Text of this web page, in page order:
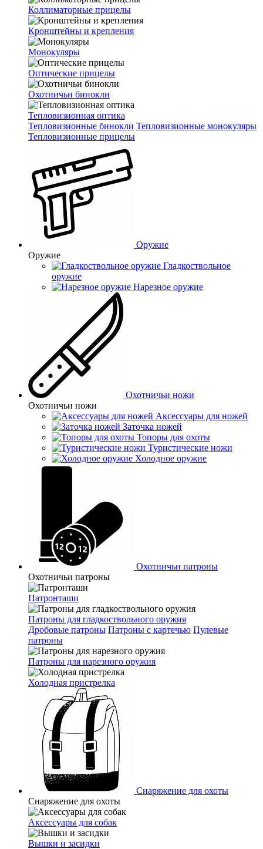
Коллиматорные прицелы
Кронштейны и крепления
Монокуляры
Оптические прицелы
Охотничьи бинокли
Тепловизионная оптика
Тепловизионные бинокли Тепловизионные монокуляры
Тепловизионные прицелы
Оружие
Оружие
Гладкоствольное
оружие
Нарезное оружие
Охотничьи ножи
Охотничьи ножи
Аксессуары для ножей
Заточка ножей
Топоры для охоты
Туристические ножи
Холодное оружие
Охотничьи патроны
Охотничьи патроны
Патронташи
Патроны для гладкоствольного оружия
Дробовые патроны Патроны с картечью Пулевые
патроны
Патроны для нарезного оружия
Холодная пристрелка
Снаряжение для охоты
Снаряжение для охоты
Аксессуары для собак
Вышки и засидки